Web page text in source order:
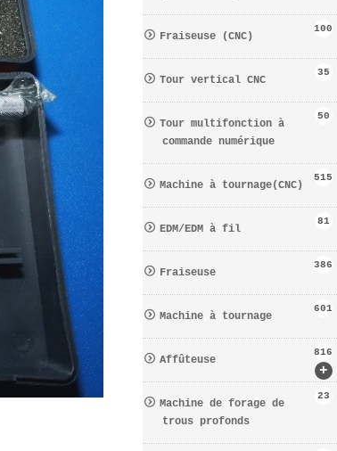
Fraiseuse (CNC)
100
Tour vertical CNC
35
Tour multifonction à
commande numérique
50
Machine à tournage(CNC)
515
EDM/EDM à fil
81
Fraiseuse
386
Machine à tournage
601
+
Affûteuse
816
Machine de forage de
trous profonds
23